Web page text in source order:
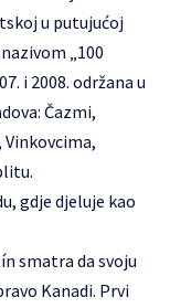
u putujućoj
„100
i 2008. održana u
Čazmi,
gdje djeluje kao
smatra da svoju
Kanadi. Prvi